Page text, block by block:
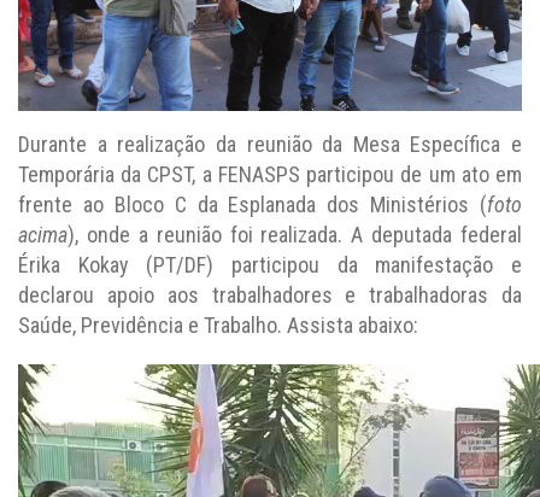
Durante a realização da reunião da Mesa Específica e
Temporária da CPST, a FENASPS participou de um ato em
frente ao Bloco C da Esplanada dos Ministérios (foto
acima), onde a reunião foi realizada. A deputada federal
Érika Kokay (PT/DF) participou da manifestação e
declarou apoio aos trabalhadores e trabalhadoras da
Saúde, Previdência e Trabalho. Assista abaixo: